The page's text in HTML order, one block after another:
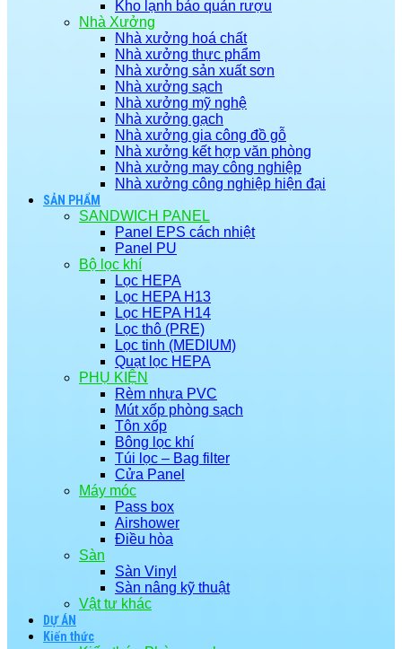
Kho lạnh bảo quản rượu
Nhà Xưởng
Nhà xưởng hoá chất
Nhà xưởng thực phẩm
Nhà xưởng sản xuất sơn
Nhà xưởng sạch
Nhà xưởng mỹ nghệ
Nhà xưởng gạch
Nhà xưởng gia công đồ gỗ
Nhà xưởng kết hợp văn phòng
Nhà xưởng may công nghiệp
Nhà xưởng công nghiệp hiện đại
SẢN PHẨM
SANDWICH PANEL
Panel EPS cách nhiệt
Panel PU
Bộ lọc khí
Lọc HEPA
Lọc HEPA H13
Lọc HEPA H14
Lọc thô (PRE)
Lọc tinh (MEDIUM)
Quạt lọc HEPA
PHỤ KIỆN
Rèm nhựa PVC
Mút xốp phòng sạch
Tôn xốp
Bông lọc khí
Túi lọc – Bag filter
Cửa Panel
Máy móc
Pass box
Airshower
Điều hòa
Sàn
Sàn Vinyl
Sàn nâng kỹ thuật
Vật tư khác
DỰ ÁN
Kiến thức